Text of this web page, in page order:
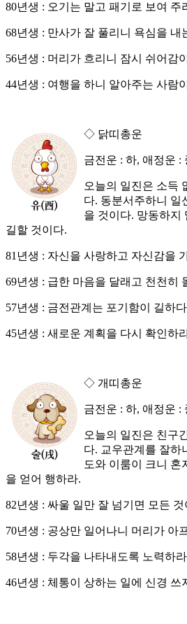
80년생 : 오기는 말고 패기로 보여 주
68년생 : 만사가 잘 풀리니 욕심을 내
56년생 : 머리가 흐리니 잠시 쉬어감
44년생 : 여행을 하니 알아주는 사람
◇ 닭띠총운
금전운 : 하, 애정운 :
오늘의 일진은 소득
다. 동분서주하니 일
을 것이다. 망동하지
길할 것이다.
81년생 : 자신을 사랑하고 자신감을
69년생 : 급한 마음을 달래고 천천히
57년생 : 금전관계는 포기함이 길하
45년생 : 새로운 계획을 다시 확인하
◇ 개띠총운
금전운 : 하, 애정운 :
오늘의 일진은 친구
다. 교우관계를 잘하
도와 이룸이 크니 혼
을 얻어 행하라.
82년생 : 싸울 일만 잘 넘기면 모든
70년생 : 공상만 일어나니 머리가 아
58년생 : 두각을 나타내도록 노력하
46년생 : 체통이 상하는 일에 신경 쓰